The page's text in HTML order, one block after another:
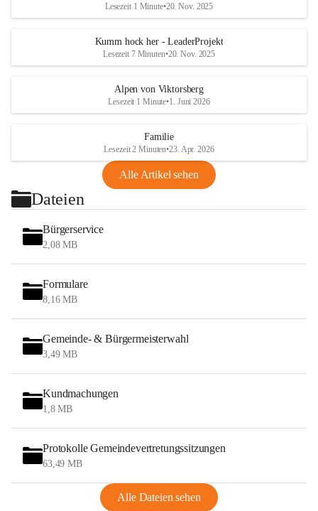
Lesezeit 1 Minute•20. Nov. 2025
Kumm hock her - LeaderProjekt
Lesezeit 7 Minuten•20. Nov. 2025
Alpen von Viktorsberg
Lesezeit 1 Minute•1. Juni 2026
Familie
Lesezeit 2 Minuten•23. Apr. 2026
Alle Artikel sehen
Dateien
Bürgerservice
2,08 MB
Formulare
8,16 MB
Gemeinde- & Bürgermeisterwahl
3,49 MB
Kundmachungen
1,8 MB
Protokolle Gemeindevertretungssitzungen
63,49 MB
Alle Dateien sehen